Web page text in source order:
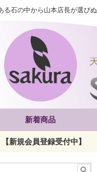
る石の中から山本店長が選び
新着商品
【新規会員登録受付中】